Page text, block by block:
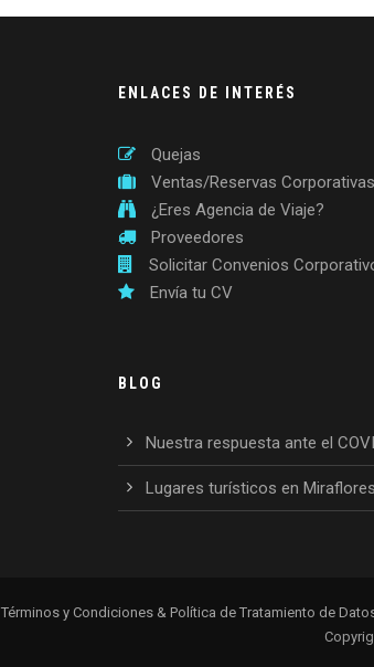
ENLACES DE INTERÉS
Quejas
Ventas/Reservas Corporativas
¿Eres Agencia de Viaje?
Proveedores
Solicitar Convenios
Envía tu CV
BLOG
Nuestra respuesta ante el
Lugares turísticos en Miraflores
Términos y Condiciones & Política de Tratamiento de Datos